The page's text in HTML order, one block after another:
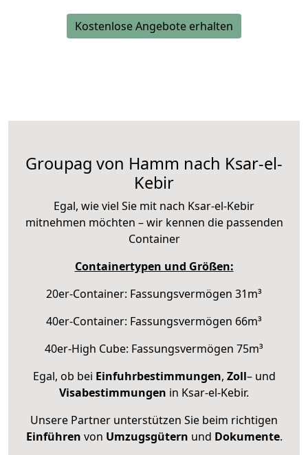
Kostenlose Angebote erhalten
Groupag von Hamm nach Ksar-el-
Kebir
Egal, wie viel Sie mit nach Ksar-el-Kebir
mitnehmen möchten – wir kennen die passenden
Container
Containertypen und Größen:
20er-Container: Fassungsvermögen 31m³
40er-Container: Fassungsvermögen 66m³
40er-High Cube: Fassungsvermögen 75m³
Egal, ob bei Einfuhrbestimmungen, Zoll– und
Visabestimmungen in Ksar-el-Kebir.
Unsere Partner unterstützen Sie beim richtigen
Einführen von Umzugsgütern und Dokumente.